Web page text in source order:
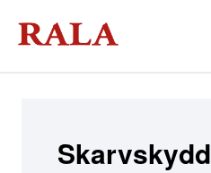
Skarvskydd